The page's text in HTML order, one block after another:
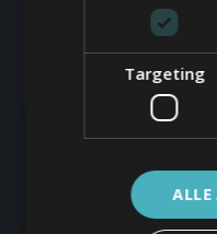
Targeting
ALLE